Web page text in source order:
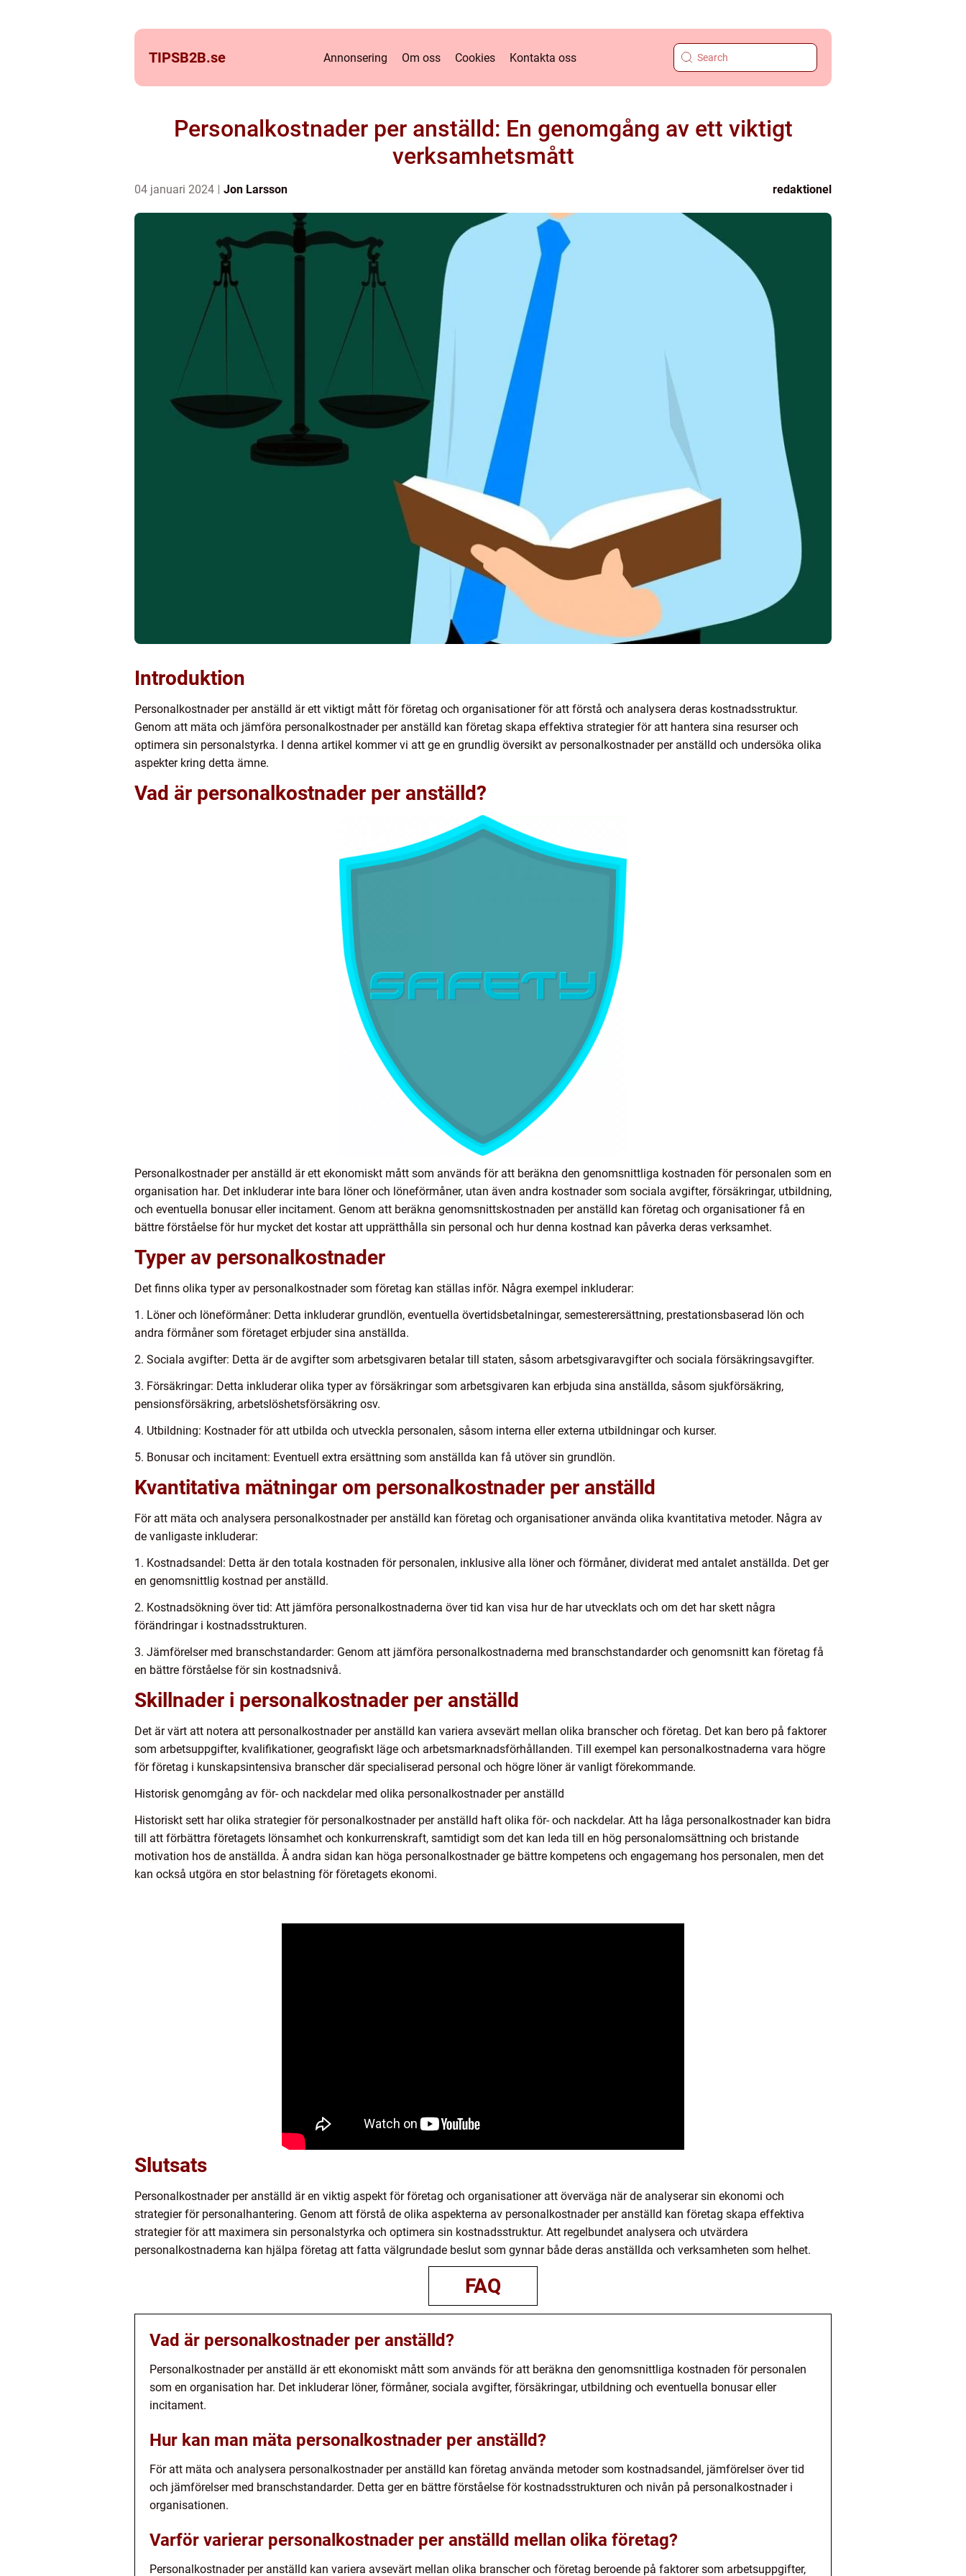
TIPSB2B.se Annonsering Om oss Cookies Kontakta oss
Personalkostnader per anställd: En genomgång av ett viktigt
verksamhetsmått
04 januari 2024 Jon Larsson redaktionel
Introduktion
Personalkostnader per anställd är ett viktigt mått för företag och organisationer för att förstå och analysera deras kostnadsstruktur.
Genom att mäta och jämföra personalkostnader per anställd kan företag skapa effektiva strategier för att hantera sina resurser och
optimera sin personalstyrka. I denna artikel kommer vi att ge en grundlig översikt av personalkostnader per anställd och undersöka olika
aspekter kring detta ämne.
Vad är personalkostnader per anställd?
Personalkostnader per anställd är ett ekonomiskt mått som används för att beräkna den genomsnittliga kostnaden för personalen som en
organisation har. Det inkluderar inte bara löner och löneförmåner, utan även andra kostnader som sociala avgifter, försäkringar, utbildning,
och eventuella bonusar eller incitament. Genom att beräkna genomsnittskostnaden per anställd kan företag och organisationer få en
bättre förståelse för hur mycket det kostar att upprätthålla sin personal och hur denna kostnad kan påverka deras verksamhet.
Typer av personalkostnader
Det finns olika typer av personalkostnader som företag kan ställas inför. Några exempel inkluderar:
1. Löner och löneförmåner: Detta inkluderar grundlön, eventuella övertidsbetalningar, semesterersättning, prestationsbaserad lön och
andra förmåner som företaget erbjuder sina anställda.
2. Sociala avgifter: Detta är de avgifter som arbetsgivaren betalar till staten, såsom arbetsgivaravgifter och sociala försäkringsavgifter.
3. Försäkringar: Detta inkluderar olika typer av försäkringar som arbetsgivaren kan erbjuda sina anställda, såsom sjukförsäkring,
pensionsförsäkring, arbetslöshetsförsäkring osv.
4. Utbildning: Kostnader för att utbilda och utveckla personalen, såsom interna eller externa utbildningar och kurser.
5. Bonusar och incitament: Eventuell extra ersättning som anställda kan få utöver sin grundlön.
Kvantitativa mätningar om personalkostnader per anställd
För att mäta och analysera personalkostnader per anställd kan företag och organisationer använda olika kvantitativa metoder. Några av
de vanligaste inkluderar:
1. Kostnadsandel: Detta är den totala kostnaden för personalen, inklusive alla löner och förmåner, dividerat med antalet anställda. Det ger
en genomsnittlig kostnad per anställd.
2. Kostnadsökning över tid: Att jämföra personalkostnaderna över tid kan visa hur de har utvecklats och om det har skett några
förändringar i kostnadsstrukturen.
3. Jämförelser med branschstandarder: Genom att jämföra personalkostnaderna med branschstandarder och genomsnitt kan företag få
en bättre förståelse för sin kostnadsnivå.
Skillnader i personalkostnader per anställd
Det är värt att notera att personalkostnader per anställd kan variera avsevärt mellan olika branscher och företag. Det kan bero på faktorer
som arbetsuppgifter, kvalifikationer, geografiskt läge och arbetsmarknadsförhållanden. Till exempel kan personalkostnaderna vara högre
för företag i kunskapsintensiva branscher där specialiserad personal och högre löner är vanligt förekommande.
Historisk genomgång av för- och nackdelar med olika personalkostnader per anställd
Historiskt sett har olika strategier för personalkostnader per anställd haft olika för- och nackdelar. Att ha låga personalkostnader kan bidra
till att förbättra företagets lönsamhet och konkurrenskraft, samtidigt som det kan leda till en hög personalomsättning och bristande
motivation hos de anställda. Å andra sidan kan höga personalkostnader ge bättre kompetens och engagemang hos personalen, men det
kan också utgöra en stor belastning för företagets ekonomi.
Slutsats
Personalkostnader per anställd är en viktig aspekt för företag och organisationer att överväga när de analyserar sin ekonomi och
strategier för personalhantering. Genom att förstå de olika aspekterna av personalkostnader per anställd kan företag skapa effektiva
strategier för att maximera sin personalstyrka och optimera sin kostnadsstruktur. Att regelbundet analysera och utvärdera
personalkostnaderna kan hjälpa företag att fatta välgrundade beslut som gynnar både deras anställda och verksamheten som helhet.
FAQ
Vad är personalkostnader per anställd?
Personalkostnader per anställd är ett ekonomiskt mått som används för att beräkna den genomsnittliga kostnaden för personalen
som en organisation har. Det inkluderar löner, förmåner, sociala avgifter, försäkringar, utbildning och eventuella bonusar eller
incitament.
Hur kan man mäta personalkostnader per anställd?
För att mäta och analysera personalkostnader per anställd kan företag använda metoder som kostnadsandel, jämförelser över tid
och jämförelser med branschstandarder. Detta ger en bättre förståelse för kostnadsstrukturen och nivån på personalkostnader i
organisationen.
Varför varierar personalkostnader per anställd mellan olika företag?
Personalkostnader per anställd kan variera avsevärt mellan olika branscher och företag beroende på faktorer som arbetsuppgifter,